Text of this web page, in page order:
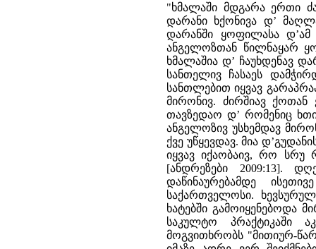
"ხმალაში მდგარა ერთი
დარანი ხქონივა დ’
დარანში ყოფილასა
ანგელოზთან წილნაყარ
ხმალაშია დ’ ჩაუხდენავ
სანთელივ ჩასაეს
სანთლებით იყვავ
მირონივ. ძირშიავ
თავზედაო დ’ რომენიც
ანგელოზივ უსხემდავ
ქვე უწყევდავ. მია
იყვავ იქაობაივ, რო სრუ
[ანდრეზები 2009:13].
დაწინაურებამდე
საქართველოსი.
ხატებში გამოიყენებოდა
საკულტო პრაქტიკაში
მოგვითხრობს "მითიურ-